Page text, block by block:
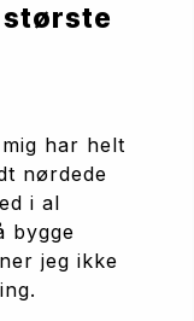
største
har helt
nørdede
i al
bygge
jeg ikke